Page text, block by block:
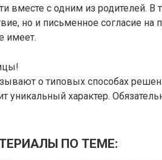
вместе с одним из родителей. В
но и письменное согласие на
имеет.
о типовых способах
уникальный характер.
ПО ТЕМЕ: